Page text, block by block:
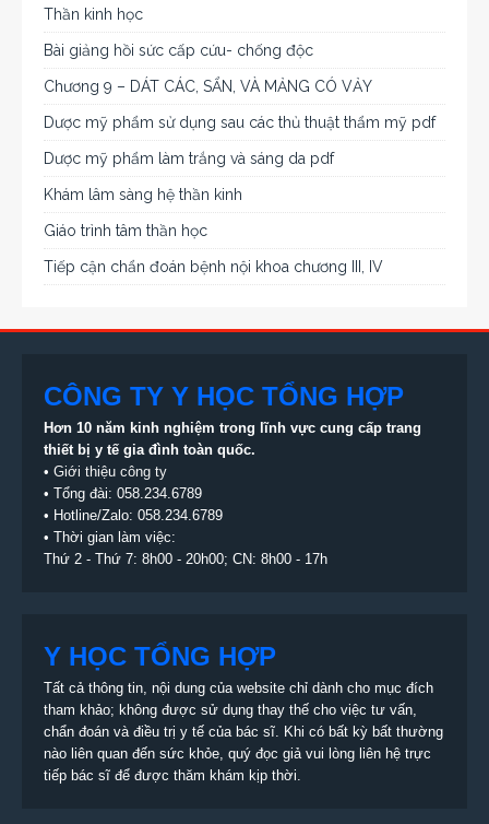
Thần kinh học
Bài giảng hồi sức cấp cứu- chống độc
Chương 9 – DÁT CÁC, SẨN, VÀ MẢNG CÓ VẢY
Dược mỹ phẩm sử dụng sau các thủ thuật thẩm mỹ pdf
Dược mỹ phẩm làm trắng và sáng da pdf
Khám lâm sàng hệ thần kinh
Giáo trình tâm thần học
Tiếp cận chẩn đoán bệnh nội khoa chương III, IV
CÔNG TY Y HỌC TỔNG HỢP
Hơn 10 năm kinh nghiệm trong lĩnh vực cung cấp trang
thiết bị y tế gia đình toàn quốc.
• Giới thiệu công ty
• Tổng đài: 058.234.6789
• Hotline/Zalo: 058.234.6789
• Thời gian làm việc:
Thứ 2 - Thứ 7: 8h00 - 20h00; CN: 8h00 - 17h
Y HỌC TỔNG HỢP
Tất cả thông tin, nội dung của website chỉ dành cho mục đích
tham khảo; không được sử dụng thay thế cho việc tư vấn,
chẩn đoán và điều trị y tế của bác sĩ. Khi có bất kỳ bất thường
nào liên quan đến sức khỏe, quý đọc giả vui lòng liên hệ trực
tiếp bác sĩ để được thăm khám kịp thời.